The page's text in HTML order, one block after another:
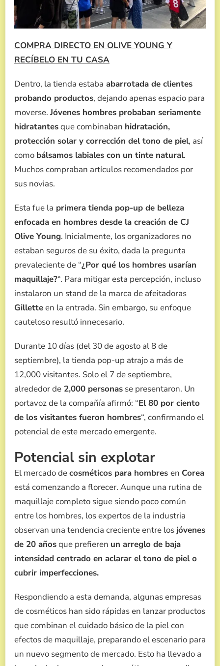
COMPRA DIRECTO EN OLIVE YOUNG Y
RECÍBELO EN TU CASA
Dentro, la tienda estaba abarrotada de clientes
probando productos, dejando apenas espacio para
moverse. Jóvenes hombres probaban seriamente
hidratantesque combinaban hidratación,
protección solar y corrección del tono de piel, así
como bálsamos labiales con un tinte natural.
Muchos compraban artículos recomendados por
sus novias.
Esta fue la primera tienda pop-up de belleza
enfocada en hombres desde la creación de CJ
Olive Young. Inicialmente, los organizadores no
estaban seguros de su éxito, dada la pregunta
prevaleciente de “¿Por qué los hombres usarían
maquillaje?“. Para mitigar esta percepción, incluso
instalaron un stand de la marca de afeitadoras
Gilletteen la entrada. Sin embargo, su enfoque
cauteloso resultó innecesario.
Durante 10 días (del 30 de agosto al 8 de
septiembre), la tienda pop-up atrajo a más de
12,000 visitantes. Solo el 7 de septiembre,
alrededor de 2,000 personas se presentaron. Un
portavoz de la compañía afirmó: “El 80 por ciento
de los visitantes fueron hombres“, confirmando el
potencial de este mercado emergente.
Potencial sin explotar
El mercado decosméticos para hombres en Corea
está comenzando a florecer. Aunque una rutina de
maquillaje completo sigue siendo poco común
entre los hombres, los expertos de la industria
observan una tendencia creciente entre los jóvenes
de 20 añosque prefieren un arreglo de baja
intensidad centrado en aclarar el tono de piel o
cubrir imperfecciones.
Respondiendo a esta demanda, algunas empresas
de cosméticos han sido rápidas en lanzar productos
que combinan el cuidado básico de la piel con
efectos de maquillaje, preparando el escenario para
un nuevo segmento de mercado. Esto ha llevado a